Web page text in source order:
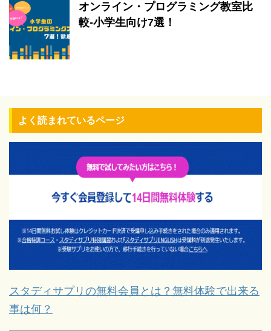
オンライン・プログラミング教室比
較-小学生向け7選！
よく読まれているページ
スタディサプリの無料会員とは？無料体験で出来る
事は何？